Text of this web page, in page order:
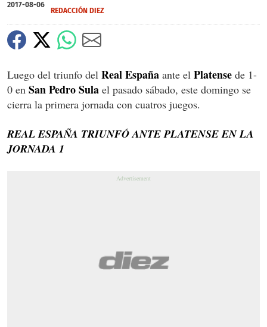
2017-08-06
REDACCIÓN DIEZ
Luego del triunfo del Real España ante el Platense de 1-
0 en San Pedro Sula el pasado sábado, este domingo se
cierra la primera jornada con cuatros juegos.
REAL ESPAÑA TRIUNFÓ ANTE PLATENSE EN LA
JORNADA 1